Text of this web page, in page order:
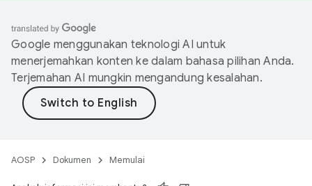
Google menggunakan teknologi AI untuk
menerjemahkan konten ke dalam bahasa pilihan Anda.
Terjemahan AI mungkin mengandung kesalahan.
AOSP Dokumen Memulai